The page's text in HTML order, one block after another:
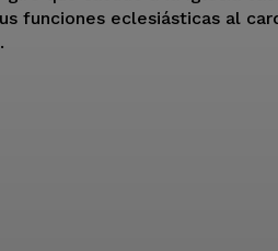
funciones eclesiásticas al